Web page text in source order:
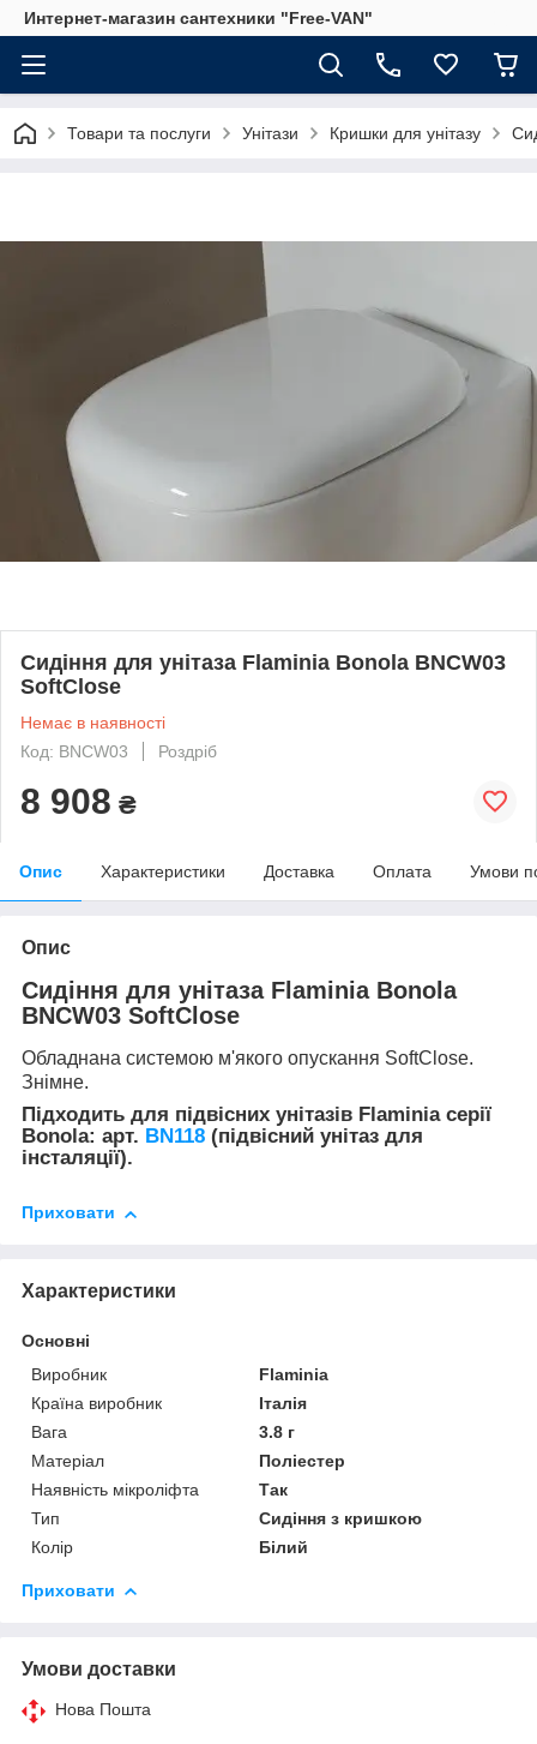
Интернет-магазин сантехники "Free-VAN"
Товари та послуги Унітази Кришки для унітазу
Сидіння для унітаза Flaminia Bonola BNCW03
SoftClose
Немає в наявності
Код: BNCW03
Роздріб
8 908 ₴
Опис Характеристики Доставка Оплата Умови
Опис
Сидіння для унітаза Flaminia Bonola
BNCW03 SoftClose
Обладнана системою м'якого опускання SoftClose.
Знімне.
Підходить для підвісних унітазів Flaminia серії
Bonola: арт. BN118 (підвісний унітаз для
інсталяції).
Приховати
Характеристики
Основні
Виробник
Flaminia
Країна виробник
Італія
Вага
3.8 г
Матеріал
Поліестер
Наявність мікроліфта
Так
Тип
Сидіння з кришкою
Колір
Білий
Приховати
Умови доставки
Нова Пошта